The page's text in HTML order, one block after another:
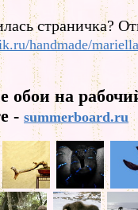
страничка?
handmade/
обои на
- summerboard.ru